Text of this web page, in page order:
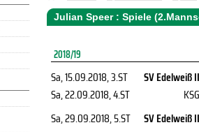
Julian Speer : Spiele
2018/19
Sa, 15.09.2018, 3.ST
SV Edelweiß II
Sa, 22.09.2018, 4.ST
KSG
Sa, 29.09.2018, 5.ST
SV Edelweiß II